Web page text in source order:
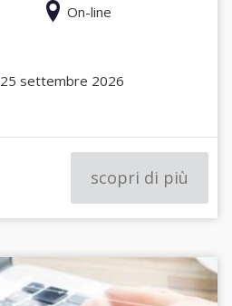
On-line
25 settembre 2026
scopri di più